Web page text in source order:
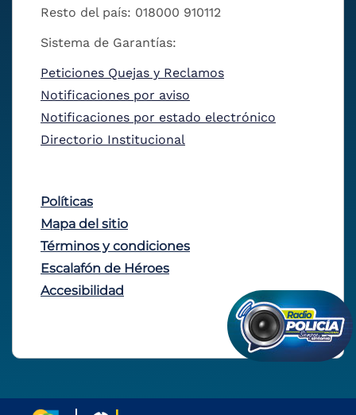
Resto del país: 018000 910112
Sistema de Garantías:
Peticiones Quejas y Reclamos
Notificaciones por aviso
Notificaciones por estado electrónico
Directorio Institucional
Políticas
Mapa del sitio
Términos y condiciones
Escalafón de Héroes
Accesibilidad